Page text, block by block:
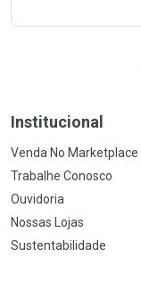
Institucional
Venda No Marketplace
Trabalhe Conosco
Ouvidoria
Nossas Lojas
Sustentabilidade